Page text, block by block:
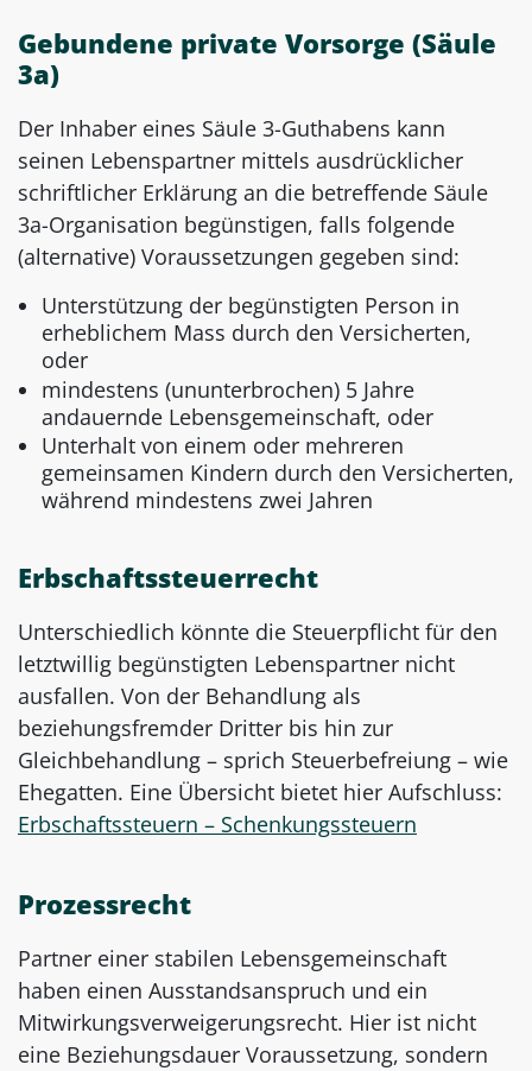
Gebundene private Vorsorge (Säule
3a)
Der Inhaber eines Säule 3-Guthabens kann
seinen Lebenspartner mittels ausdrücklicher
schriftlicher Erklärung an die betreffende Säule
3a-Organisation begünstigen, falls folgende
(alternative) Voraussetzungen gegeben sind:
Unterstützung der begünstigten Person in
erheblichem Mass durch den Versicherten,
oder
mindestens (ununterbrochen) 5 Jahre
andauernde Lebensgemeinschaft, oder
Unterhalt von einem oder mehreren
gemeinsamen Kindern durch den Versicherten,
während mindestens zwei Jahren
Erbschaftssteuerrecht
Unterschiedlich könnte die Steuerpflicht für den
letztwillig begünstigten Lebenspartner nicht
ausfallen. Von der Behandlung als
beziehungsfremder Dritter bis hin zur
Gleichbehandlung – sprich Steuerbefreiung – wie
Ehegatten. Eine Übersicht bietet hier Aufschluss:
Erbschaftssteuern – Schenkungssteuern
Prozessrecht
Partner einer stabilen Lebensgemeinschaft
haben einen Ausstandsanspruch und ein
Mitwirkungsverweigerungsrecht. Hier ist nicht
eine Beziehungsdauer Voraussetzung, sondern